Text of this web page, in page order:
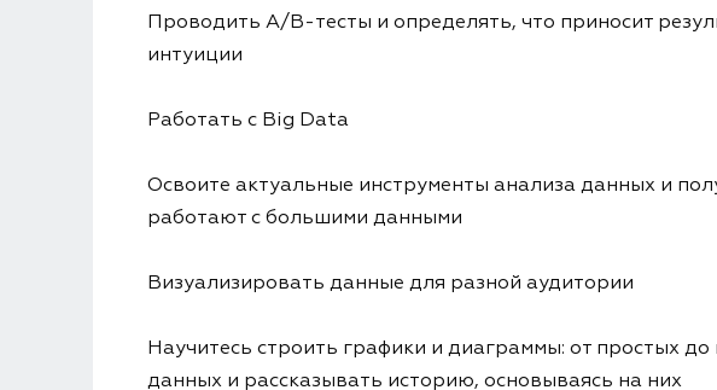
Проводить A/B-тесты и определять, что приносит
интуиции
Работать с Big Data
Освоите актуальные инструменты анализа данных и
работают с большими данными
Визуализировать данные для разной аудитории
Научитесь строить графики и диаграммы: от простых
данных и рассказывать историю, основываясь на них